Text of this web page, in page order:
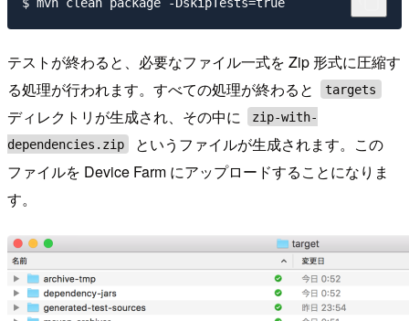
テストが終わると、必要なファイル一式を Zip 形式に圧縮す
る処理が行われます。すべての処理が終わると
targets
ディレクトリが生成され、その中に
zip-with-
dependencies.zip
というファイルが生成されます。この
ファイルを Device Farm にアップロードすることになりま
す。